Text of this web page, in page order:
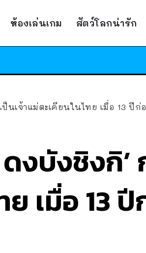
ห้องเล่นเกม สัตว์โลกน่ารัก
นเจ้าแม่ตะเคียนในไทย เมื่อ 13 ปีก่
งบังชิงกิ’
ย เมื่อ 13